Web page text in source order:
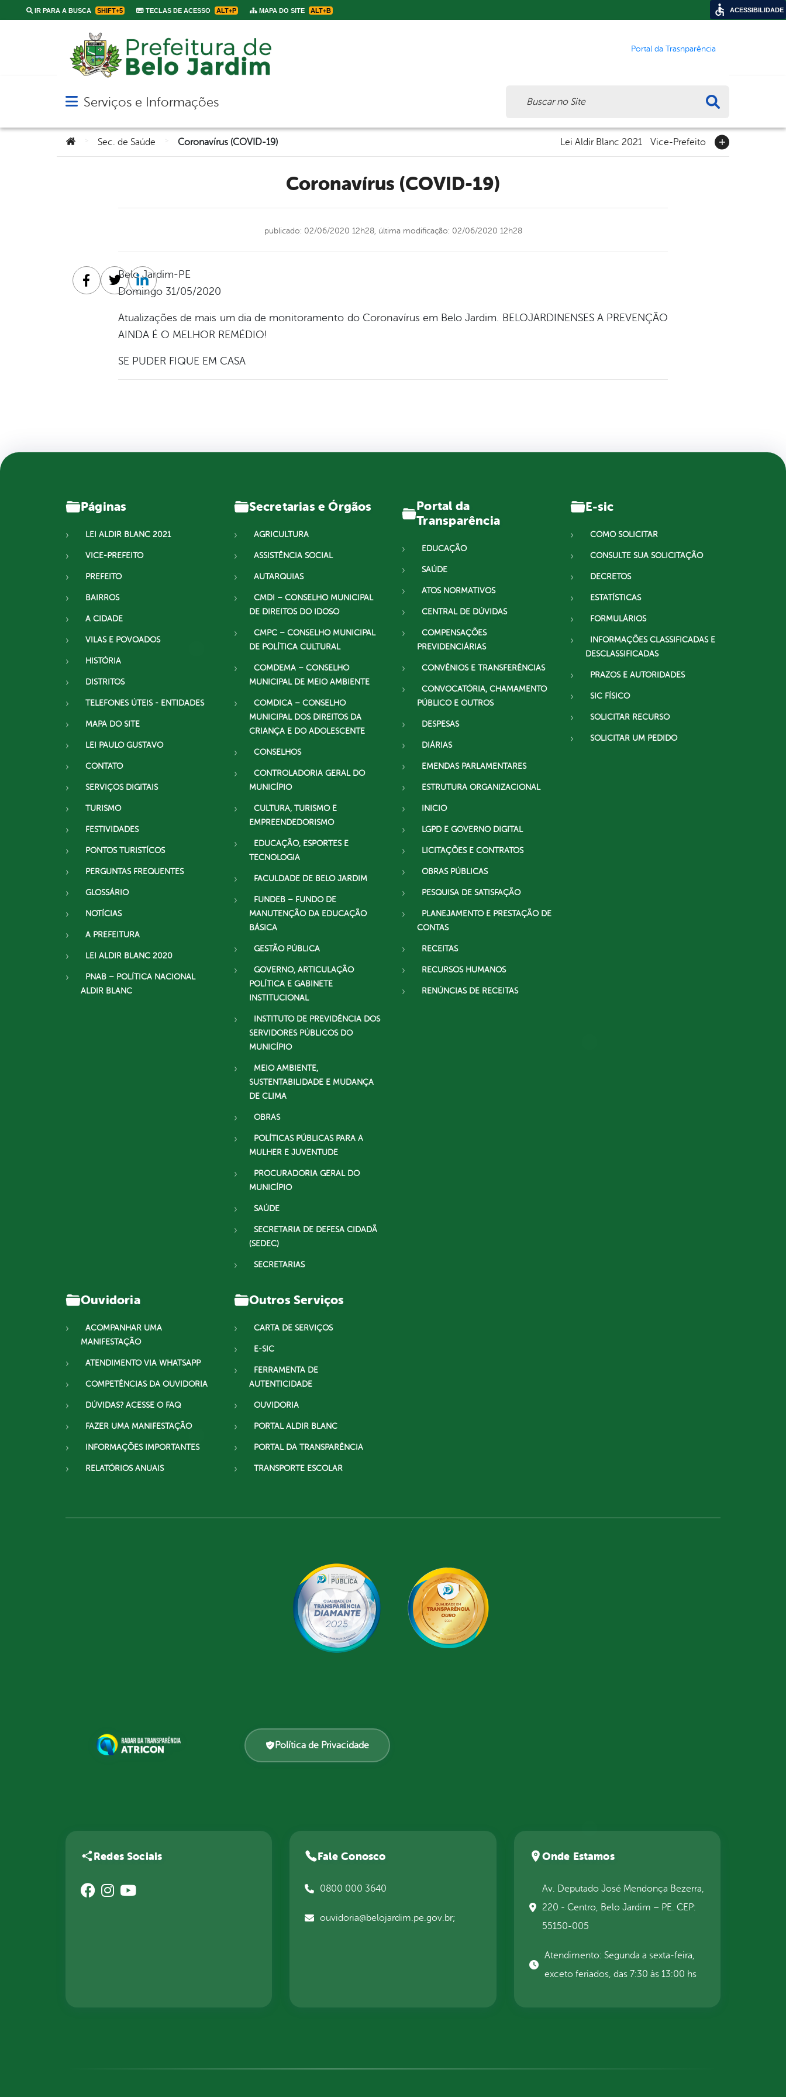
IR PARA A BUSCA SHIFT+5 TECLAS DE ACESSO ALT+P MAPA DO SITE ALT+B
Portal da Trasnparência
Abrir menu principal de navegação
Serviços e Informações
Você está aqui:Sec. de Saúde Coronavírus (COVID-19) Lei Aldir Blanc 2021 Vice-Prefeito
Coronavírus (COVID-19)
publicado: 02/06/2020 12h28, última modificação: 02/06/2020 12h28
Belo Jardim-PE
Domingo 31/05/2020
Atualizações de mais um dia de monitoramento do Coronavírus em Belo Jardim. BELOJARDINENSES A PREVENÇÃO
AINDA É O MELHOR REMÉDIO!
SE PUDER FIQUE EM CASA
Facebook
TwitterLinkedin
Páginas
LEI ALDIR BLANC 2021
VICE-PREFEITO
PREFEITO
BAIRROS
A CIDADE
VILAS E POVOADOS
HISTÓRIA
DISTRITOS
TELEFONES ÚTEIS - ENTIDADES
MAPA DO SITE
LEI PAULO GUSTAVO
CONTATO
SERVIÇOS DIGITAIS
TURISMO
FESTIVIDADES
PONTOS TURISTÍCOS
PERGUNTAS FREQUENTES
GLOSSÁRIO
NOTÍCIAS
A PREFEITURA
LEI ALDIR BLANC 2020
PNAB – POLÍTICA NACIONAL
ALDIR BLANC
Secretarias e Órgãos
AGRICULTURA
ASSISTÊNCIA SOCIAL
AUTARQUIAS
CMDI – CONSELHO MUNICIPAL
DE DIREITOS DO IDOSO
CMPC – CONSELHO MUNICIPAL
DE POLÍTICA CULTURAL
COMDEMA – CONSELHO
MUNICIPAL DE MEIO AMBIENTE
COMDICA – CONSELHO
MUNICIPAL DOS DIREITOS DA
CRIANÇA E DO ADOLESCENTE
CONSELHOS
CONTROLADORIA GERAL DO
MUNICÍPIO
CULTURA, TURISMO E
EMPREENDEDORISMO
EDUCAÇÃO, ESPORTES E
TECNOLOGIA
FACULDADE DE BELO JARDIM
FUNDEB – FUNDO DE
MANUTENÇÃO DA EDUCAÇÃO
BÁSICA
GESTÃO PÚBLICA
GOVERNO, ARTICULAÇÃO
POLÍTICA E GABINETE
INSTITUCIONAL
INSTITUTO DE PREVIDÊNCIA DOS
SERVIDORES PÚBLICOS DO
MUNICÍPIO
MEIO AMBIENTE,
SUSTENTABILIDADE E MUDANÇA
DE CLIMA
OBRAS
POLÍTICAS PÚBLICAS PARA A
MULHER E JUVENTUDE
PROCURADORIA GERAL DO
MUNICÍPIO
SAÚDE
SECRETARIA DE DEFESA CIDADÃ
(SEDEC)
SECRETARIAS
Portal da
Transparência
EDUCAÇÃO
SAÚDE
ATOS NORMATIVOS
CENTRAL DE DÚVIDAS
COMPENSAÇÕES
PREVIDENCIÁRIAS
CONVÊNIOS E TRANSFERÊNCIAS
CONVOCATÓRIA, CHAMAMENTO
PÚBLICO E OUTROS
DESPESAS
DIÁRIAS
EMENDAS PARLAMENTARES
ESTRUTURA ORGANIZACIONAL
INICIO
LGPD E GOVERNO DIGITAL
LICITAÇÕES E CONTRATOS
OBRAS PÚBLICAS
PESQUISA DE SATISFAÇÃO
PLANEJAMENTO E PRESTAÇÃO DE
CONTAS
RECEITAS
RECURSOS HUMANOS
RENÚNCIAS DE RECEITAS
E-sic
COMO SOLICITAR
CONSULTE SUA SOLICITAÇÃO
DECRETOS
ESTATÍSTICAS
FORMULÁRIOS
INFORMAÇÕES CLASSIFICADAS E
DESCLASSIFICADAS
PRAZOS E AUTORIDADES
SIC FÍSICO
SOLICITAR RECURSO
SOLICITAR UM PEDIDO
Ouvidoria
ACOMPANHAR UMA
MANIFESTAÇÃO
ATENDIMENTO VIA WHATSAPP
COMPETÊNCIAS DA OUVIDORIA
DÚVIDAS? ACESSE O FAQ
FAZER UMA MANIFESTAÇÃO
INFORMAÇÕES IMPORTANTES
RELATÓRIOS ANUAIS
Outros Serviços
CARTA DE SERVIÇOS
E-SIC
FERRAMENTA DE
AUTENTICIDADE
OUVIDORIA
PORTAL ALDIR BLANC
PORTAL DA TRANSPARÊNCIA
TRANSPORTE ESCOLAR
Política de Privacidade
Redes Sociais Fale Conosco
0800 000 3640
ouvidoria@belojardim.pe.gov.br;
Onde Estamos
Av. Deputado José Mendonça Bezerra,
220 - Centro, Belo Jardim – PE. CEP:
55150-005
Atendimento: Segunda a sexta-feira,
exceto feriados, das 7:30 às 13:00 hs
ACESSIBILIDADE